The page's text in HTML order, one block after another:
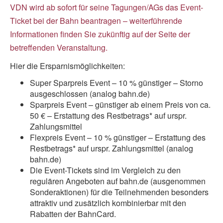
VDN wird ab sofort für seine Tagungen/AGs das Event-
Ticket bei der Bahn beantragen – weiterführende
Informationen finden Sie zukünftig auf der Seite der
betreffenden Veranstaltung.
Hier die Ersparnismöglichkeiten:
Super Sparpreis Event – 10 % günstiger – Storno
ausgeschlossen (analog bahn.de)
Sparpreis Event – günstiger ab einem Preis von ca.
50 € – Erstattung des Restbetrags* auf urspr.
Zahlungsmittel
Flexpreis Event – 10 % günstiger – Erstattung des
Restbetrags* auf urspr. Zahlungsmittel (analog
bahn.de)
Die Event-Tickets sind im Vergleich zu den
regulären Angeboten auf bahn.de (ausgenommen
Sonderaktionen) für die Teilnehmenden besonders
attraktiv und zusätzlich kombinierbar mit den
Rabatten der BahnCard.